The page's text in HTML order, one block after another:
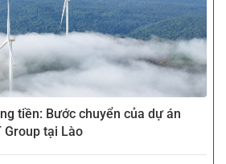
tiền: Bước chuyển của dự án
Group tại Lào